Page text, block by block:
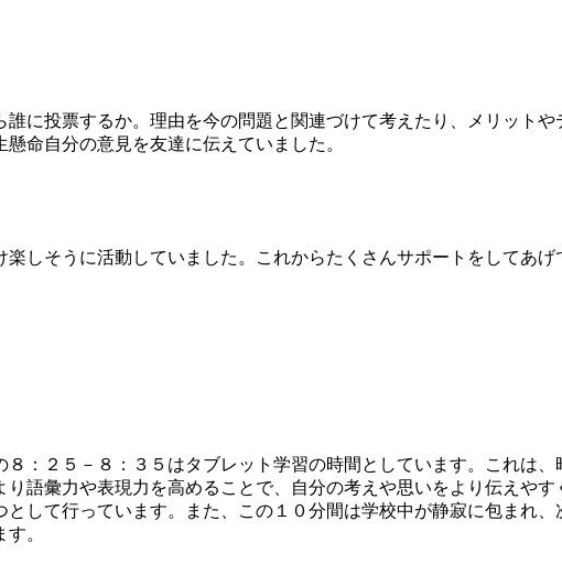
に投票するか。理由を今の問題と関連づけて考えたり、メリットや
命自分の意見を友達に伝えていました。
しそうに活動していました。これからたくさんサポートをしてあげ
：２５－８：３５はタブレット学習の時間としています。これは、
語彙力や表現力を高めることで、自分の考えや思いをより伝えやす
して行っています。また、この１０分間は学校中が静寂に包まれ、
。